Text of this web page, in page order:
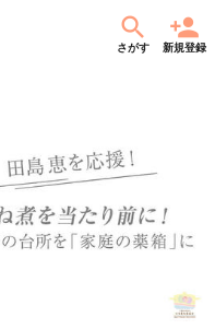
さがす 新規登録